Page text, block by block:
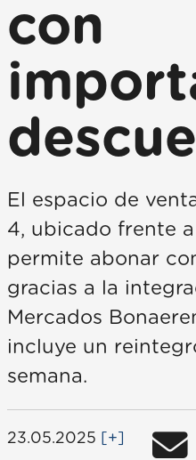
con
El espacio de
4, ubicado frente a
permite abonar
gracias a la
Mercados
incluye un
semana.
23.05.2025 [+]